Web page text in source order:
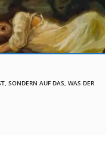
SONDERN AUF DAS, WAS DER